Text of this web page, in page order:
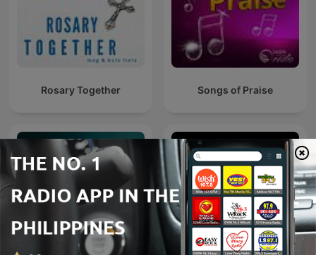
Rosary Together Songs of Praise